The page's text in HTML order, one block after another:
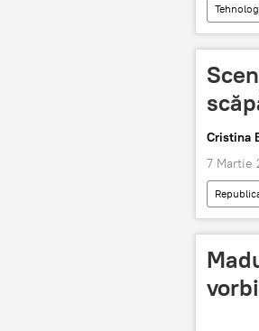
Cristina
7 Martie
Opinie